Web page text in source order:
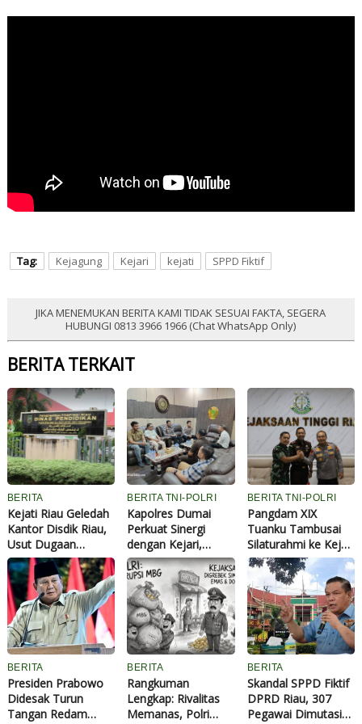
Tag: Kejagung Kejari kejati SPPD Fiktif
JIKA MENEMUKAN BERITA KAMI TIDAK SESUAI FAKTA, SEGERA
HUBUNGI 0813 3966 1966 (Chat WhatsApp Only)
BERITA TERKAIT
BERITA
Kejati Riau Geledah
Kantor Disdik Riau,
Usut Dugaan
Korupsi Pengadaan
Smart Board Tahun
2024
BERITA TNI-POLRI
Kapolres Dumai
Perkuat Sinergi
dengan Kejari,
Bahas Percepatan
Penanganan
Perkara hingga
Stabilitas
Kamtibmas
BERITA TNI-POLRI
Pangdam XIX
Tuanku Tambusai
Silaturahmi ke Kejati
Riau, Perkuat Sinergi
TNI-Polri-Kejaksaan
Jaga Stabilitas
Daerah
BERITA
Presiden Prabowo
Didesak Turun
Tangan Redam
BERITA
Rangkuman
Lengkap: Rivalitas
Memanas, Polri
BERITA
Skandal SPPD Fiktif
DPRD Riau, 307
Pegawai Dimutasi